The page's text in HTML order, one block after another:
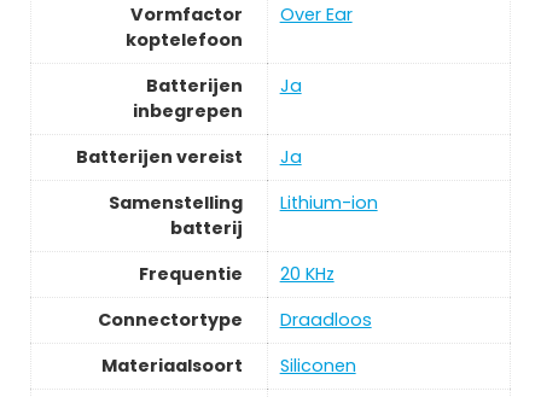
Vormfactor
koptelefoon
Over Ear
Batterijen
inbegrepen
Ja
Batterijen vereist
Ja
Samenstelling
batterij
Lithium-ion
Frequentie
20 KHz
Connectortype
Draadloos
Materiaalsoort
Siliconen